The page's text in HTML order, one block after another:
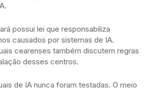
possui lei que responsabiliza
causados por sistemas de IA.
cearenses também discutem regras
desses centros.
de IA nunca foram testadas. O meio